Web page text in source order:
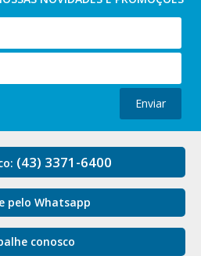
Enviar
(43) 3371-6400
pelo Whatsapp
conosco